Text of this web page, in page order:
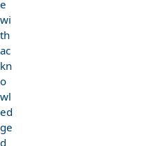
e
wi
th
ac
kn
o
wl
ed
ge
d